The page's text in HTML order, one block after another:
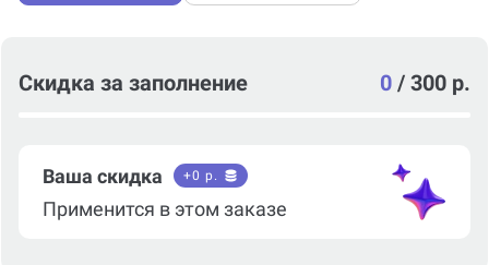
Скидка за заполнение 0 / 300 р.
Ваша скидка +0 р.
Применится в этом заказе